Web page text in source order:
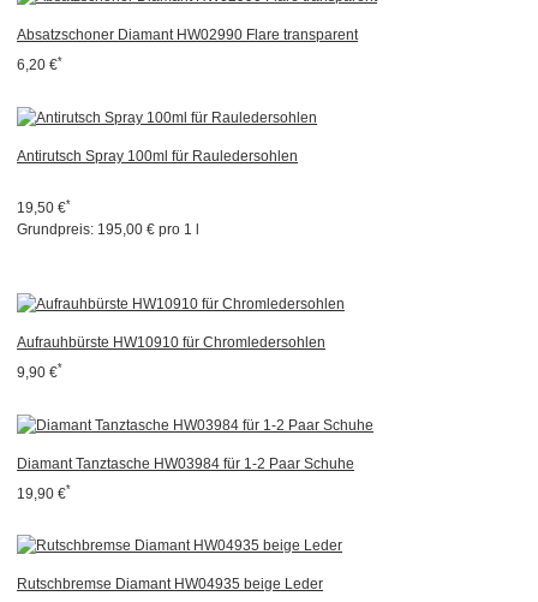
Absatzschoner Diamant HW02990 Flare transparent
6,20 €*
Antirutsch Spray 100ml für Rauledersohlen
19,50 €*
Grundpreis: 195,00 € pro 1 l
Aufrauhbürste HW10910 für Chromledersohlen
9,90 €*
Diamant Tanztasche HW03984 für 1-2 Paar Schuhe
19,90 €*
Rutschbremse Diamant HW04935 beige Leder